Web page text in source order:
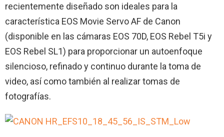
recientemente diseñado son ideales para la
característica EOS Movie Servo AF de Canon
(disponible en las cámaras EOS 70D, EOS Rebel T5i y
EOS Rebel SL1) para proporcionar un autoenfoque
silencioso, refinado y continuo durante la toma de
video, así como también al realizar tomas de
fotografías.